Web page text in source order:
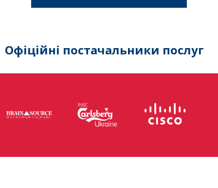
Офіційні постачальники послуг